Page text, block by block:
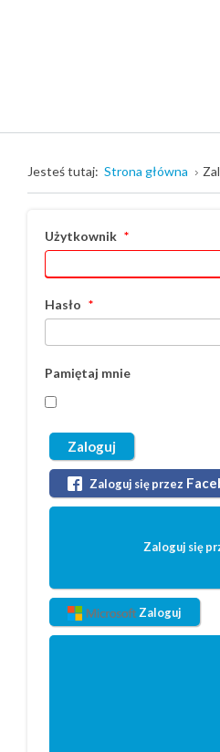
Jesteś tutaj: Strona główna
Użytkownik *
Hasło *
Pamiętaj mnie
Zaloguj
Zaloguj się przez
Zaloguj się
Zaloguj